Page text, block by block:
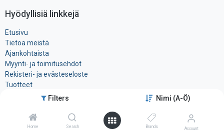
Filters Nimi (A-Ö)
Home Search Brands Account
Hyödyllisiä linkkejä
Etusivu
Tietoa meistä
Ajankohtaista
Myynti- ja toimitusehdot
Rekisteri- ja ​evästeseloste
Tuotteet